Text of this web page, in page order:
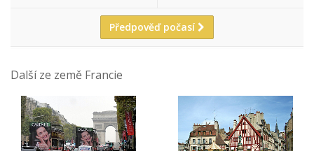
Předpověď počasí
Další ze země Francie